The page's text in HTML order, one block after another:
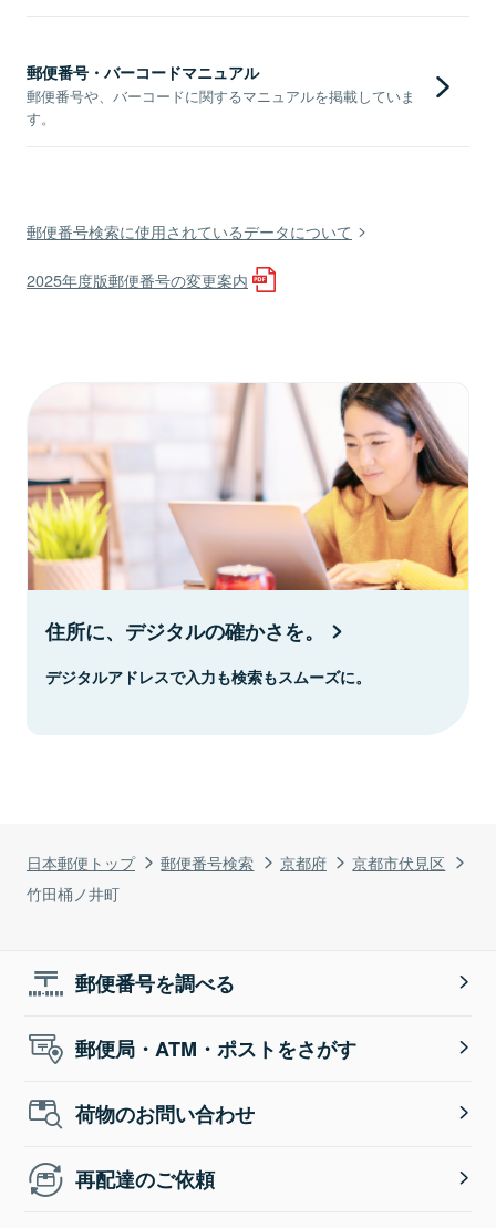
日本郵便トップ 郵便番号検索 京都府
京都市伏見区
竹田桶ノ井町
郵便番号・バーコードマニュアル
郵便番号や、バーコードに関するマニュアルを掲載していま
す。
郵便番号検索に使用されているデータについて
2025年度版郵便番号の変更案内
住所に、デジタルの確かさを。
デジタルアドレスで入力も検索もスムーズに。
郵便番号を調べる
郵便局・ATM・ポストをさがす
荷物のお問い合わせ
再配達のご依頼